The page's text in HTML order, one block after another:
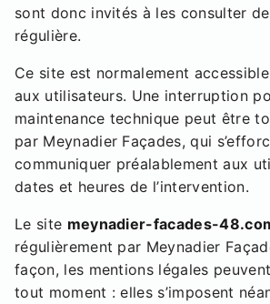
sont donc invités à les consulter
régulière.
Ce site est normalement
aux utilisateurs. Une interruption
maintenance technique peut être
par Meynadier Façades, qui
communiquer préalablement aux
dates et heures de l’intervention.
Le site meynadier-facades-
régulièrement par Meynadier
façon, les mentions légales
tout moment : elles s’imposent